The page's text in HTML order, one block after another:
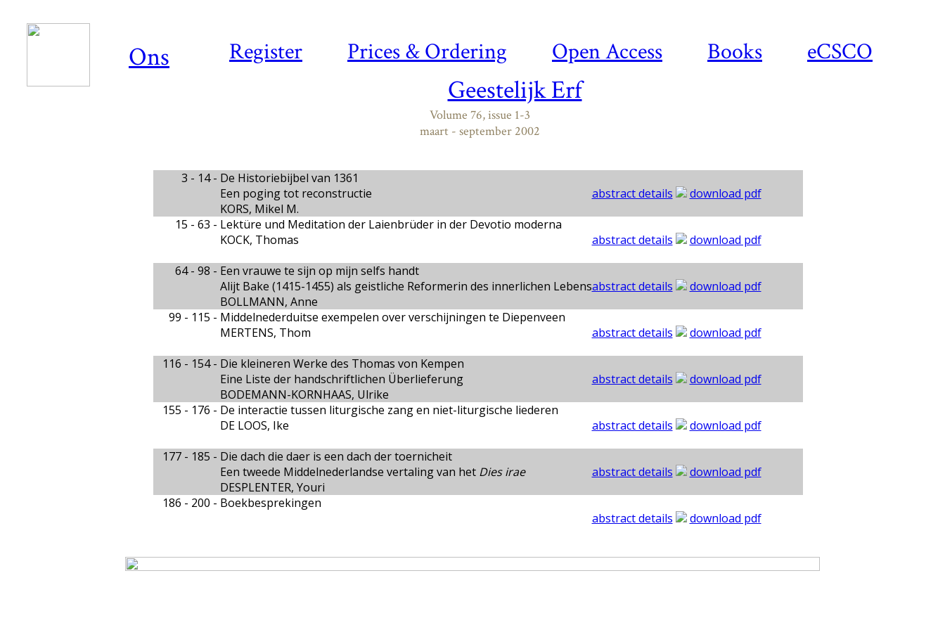
Register Prices & Ordering Open Access Books eCSCO
Ons
Geestelijk Erf
Volume 76, issue 1-3
maart - september 2002
3 - 14 - De Historiebijbel van 1361
Een poging tot reconstructie
KORS, Mikel M.
abstract details
download pdf
15 - 63 - Lektüre und Meditation der Laienbrüder in der Devotio moderna
KOCK, Thomas
abstract details
download pdf
64 - 98 - Een vrauwe te sijn op mijn selfs handt
Alijt Bake (1415-1455) als geistliche Reformerin des innerlichen Lebens
BOLLMANN, Anne
abstract details
download pdf
99 - 115 - Middelnederduitse exempelen over verschijningen te Diepenveen
MERTENS, Thom
abstract details
download pdf
116 - 154 - Die kleineren Werke des Thomas von Kempen
Eine Liste der handschriftlichen Überlieferung
BODEMANN-KORNHAAS, Ulrike
abstract details
download pdf
155 - 176 - De interactie tussen liturgische zang en niet-liturgische liederen
DE LOOS, Ike
abstract details
download pdf
177 - 185 - Die dach die daer is een dach der toernicheit
Een tweede Middelnederlandse vertaling van het Dies irae
DESPLENTER, Youri
abstract details
download pdf
186 - 200 - Boekbesprekingen
abstract details
download pdf